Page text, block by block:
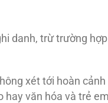
danh, trừ trường
xét tới hoàn
hay văn hóa và trẻ